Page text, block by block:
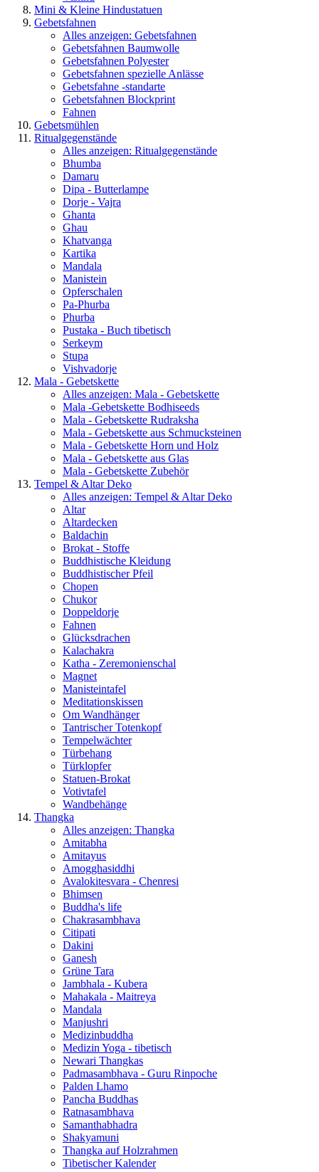
Mini & Kleine Hindustatuen
Gebetsfahnen
Alles anzeigen: Gebetsfahnen
Gebetsfahnen Baumwolle
Gebetsfahnen Polyester
Gebetsfahnen spezielle Anlässe
Gebetsfahne -standarte
Gebetsfahnen Blockprint
Fahnen
Gebetsmühlen
Ritualgegenstände
Alles anzeigen: Ritualgegenstände
Bhumba
Damaru
Dipa - Butterlampe
Dorje - Vajra
Ghanta
Ghau
Khatvanga
Kartika
Mandala
Manistein
Opferschalen
Pa-Phurba
Phurba
Pustaka - Buch tibetisch
Serkeym
Stupa
Vishvadorje
Mala - Gebetskette
Alles anzeigen: Mala - Gebetskette
Mala -Gebetskette Bodhiseeds
Mala - Gebetskette Rudraksha
Mala - Gebetskette aus Schmucksteinen
Mala - Gebetskette Horn und Holz
Mala - Gebetskette aus Glas
Mala - Gebetskette Zubehör
Tempel & Altar Deko
Alles anzeigen: Tempel & Altar Deko
Altar
Altardecken
Baldachin
Brokat - Stoffe
Buddhistische Kleidung
Buddhistischer Pfeil
Chopen
Chukor
Doppeldorje
Fahnen
Glücksdrachen
Kalachakra
Katha - Zeremonienschal
Magnet
Manisteintafel
Meditationskissen
Om Wandhänger
Tantrischer Totenkopf
Tempelwächter
Türbehang
Türklopfer
Statuen-Brokat
Votivtafel
Wandbehänge
Thangka
Alles anzeigen: Thangka
Amitabha
Amitayus
Amogghasiddhi
Avalokitesvara - Chenresi
Bhimsen
Buddha's life
Chakrasambhava
Citipati
Dakini
Ganesh
Grüne Tara
Jambhala - Kubera
Mahakala - Maitreya
Mandala
Manjushri
Medizinbuddha
Medizin Yoga - tibetisch
Newari Thangkas
Padmasambhava - Guru Rinpoche
Palden Lhamo
Pancha Buddhas
Ratnasambhava
Samanthabhadra
Shakyamuni
Thangka auf Holzrahmen
Tibetischer Kalender